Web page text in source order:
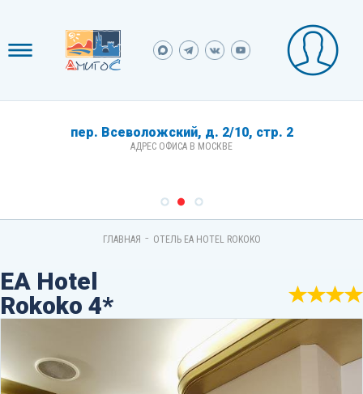
пер. Всеволожский, д. 2/10, стр. 2
АДРЕС ОФИСА В МОСКВЕ
ГЛАВНАЯ - ОТЕЛЬ EA HOTEL ROKOKO
EA Hotel
Rokoko 4*